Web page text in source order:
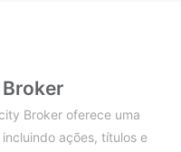
Broker oferece uma
ações, títulos e